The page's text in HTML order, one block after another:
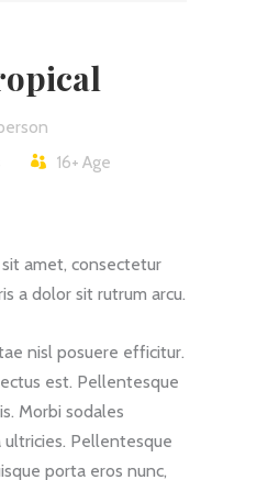
16+ Age
amet, consectetur
a dolor sit rutrum arcu.
nisl posuere efficitur.
est. Pellentesque
Morbi sodales
Pellentesque
porta eros nunc,